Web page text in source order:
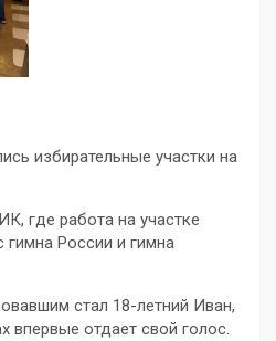
избирательные участки на
где работа на участке
гимна России и гимна
стал 18-летний Иван,
впервые отдает свой голос.